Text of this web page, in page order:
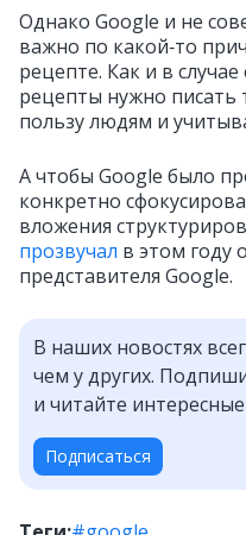
Однако Google и не
важно по какой‑то
рецепте. Как и в
рецепты нужно писать
пользу людям и
А чтобы Google было
конкретно
вложения
прозвучал в этом году
представителя Google.
В наших новостях
чем у других.
и читайте
Подписаться